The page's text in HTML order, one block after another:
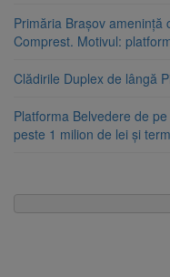
Primăria Brașov amenință
Comprest. Motivul:
Clădirile Duplex de lângă
Platforma Belvedere de
peste 1 milion de lei și